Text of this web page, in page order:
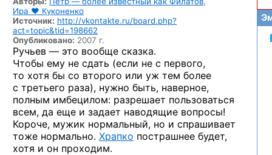
Ира ♥ Куконенко
Источник: http://vkontakte.ru/board.php?
act=topic&tid=198662
Опубликовано: 2007 г.
Ручьев — это вообще сказка.
Чтобы ему не сдать (если не с первого,
то хотя бы со второго или уж тем более
с третьего раза), нужно быть, наверное,
полным имбецилом: разрешает пользоваться
всем, да еще и задает наводящие вопросы!
Короче, мужик нормальный, но и спрашивает
тоже нормально. Храпко пострашнее будет,
хотя и он проходим.